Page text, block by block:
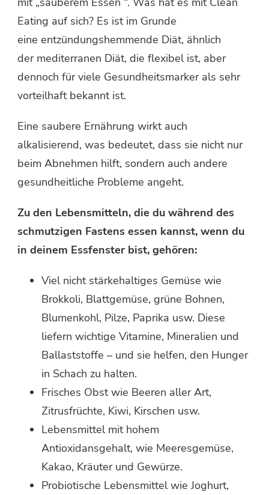
Eating auf sich? Es ist im Grunde
eine entzündungshemmende Diät, ähnlich
der mediterranen Diät, die flexibel ist, aber
dennoch für viele Gesundheitsmarker als sehr
vorteilhaft bekannt ist.
Eine saubere Ernährung wirkt auch
alkalisierend, was bedeutet, dass sie nicht nur
beim Abnehmen hilft, sondern auch andere
gesundheitliche Probleme angeht.
Zu den Lebensmitteln, die du während des
schmutzigen Fastens essen kannst, wenn du
in deinem Essfenster bist, gehören:
Viel nicht stärkehaltiges Gemüse wie
Brokkoli, Blattgemüse, grüne Bohnen,
Blumenkohl, Pilze, Paprika usw. Diese
liefern wichtige Vitamine, Mineralien und
Ballaststoffe – und sie helfen, den Hunger
in Schach zu halten.
Frisches Obst wie Beeren aller Art,
Zitrusfrüchte, Kiwi, Kirschen usw.
Lebensmittel mit hohem
Antioxidansgehalt, wie Meeresgemüse,
Kakao, Kräuter und Gewürze.
Probiotische Lebensmittel wie Joghurt,